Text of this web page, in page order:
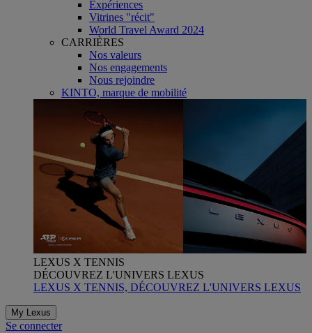
Expériences
Vitrines "récit"
World Travel Award 2024
CARRIÈRES
Nos valeurs
Nos engagements
Nous rejoindre
KINTO, marque de mobilité
LEXUS X TENNIS
DÉCOUVREZ L'UNIVERS LEXUS
LEXUS X TENNIS, DÉCOUVREZ L'UNIVERS LEXUS
My Lexus
Se connecter